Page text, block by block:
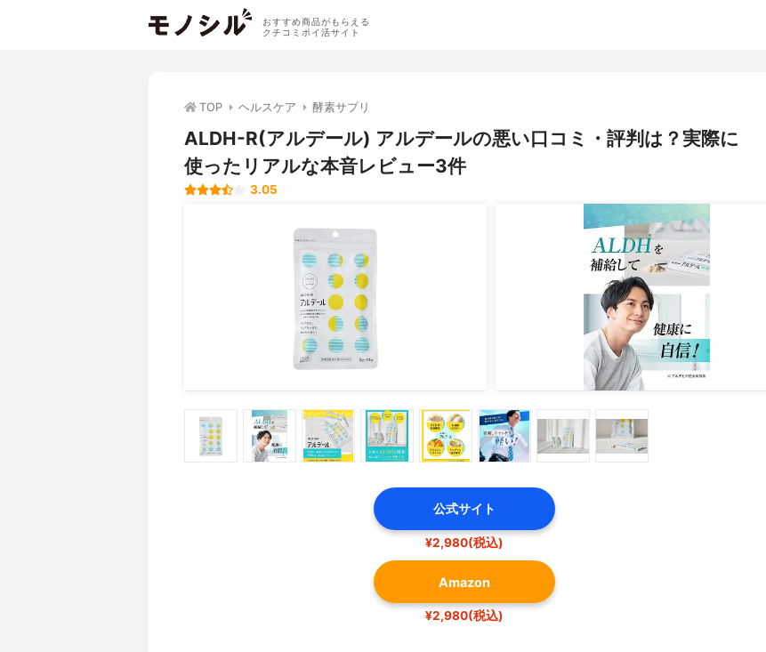
おすすめ商品がもらえる
クチコミポイ活サイト
TOP ヘルスケア 酵素サプリ
ALDH-R(アルデール) アルデールの悪い口コミ・評判は？実際に
使ったリアルな本音レビュー3件
3.05
公式サイト
¥2,980(税込)
Amazon
¥2,980(税込)